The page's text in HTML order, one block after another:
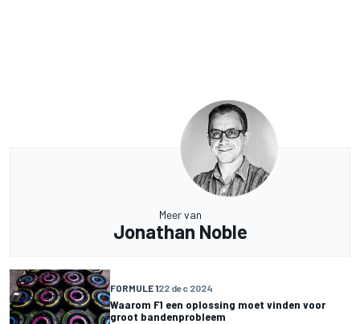
Meer van
Jonathan Noble
FORMULE 122 dec 2024
Waarom F1 een oplossing moet vinden voor
groot bandenprobleem